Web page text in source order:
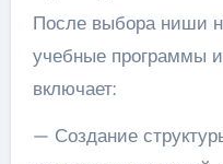
После выбора ниши
учебные программы
включает:
— Создание